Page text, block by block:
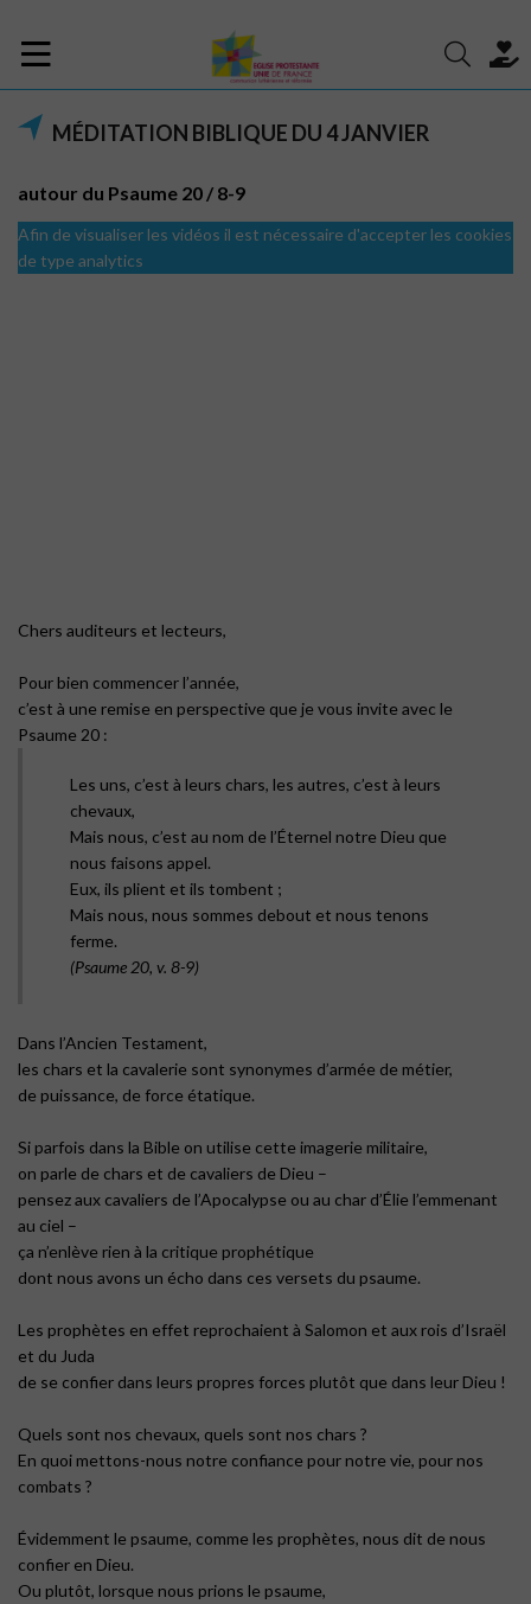
MÉDITATION BIBLIQUE DU 4 JANVIER
autour du Psaume 20 / 8-9
Afin de visualiser les vidéos il est nécessaire d'accepter les cookies
de type analytics
Chers auditeurs et lecteurs,
Pour bien commencer l’année,
c’est à une remise en perspective que je vous invite avec le
Psaume 20 :
Les uns, c’est à leurs chars, les autres, c’est à leurs
chevaux,
Mais nous, c’est au nom de l’Éternel notre Dieu que
nous faisons appel.
Eux, ils plient et ils tombent ;
Mais nous, nous sommes debout et nous tenons
ferme.
(Psaume 20, v. 8-9)
Dans l’Ancien Testament,
les chars et la cavalerie sont synonymes d’armée de métier,
de puissance, de force étatique.
Si parfois dans la Bible on utilise cette imagerie militaire,
on parle de chars et de cavaliers de Dieu –
pensez aux cavaliers de l’Apocalypse ou au char d’Élie l’emmenant
au ciel –
ça n’enlève rien à la critique prophétique
dont nous avons un écho dans ces versets du psaume.
Les prophètes en effet reprochaient à Salomon et aux rois d’Israël
et du Juda
de se confier dans leurs propres forces plutôt que dans leur Dieu !
Quels sont nos chevaux, quels sont nos chars ?
En quoi mettons-nous notre confiance pour notre vie, pour nos
combats ?
Évidemment le psaume, comme les prophètes, nous dit de nous
confier en Dieu.
Ou plutôt, lorsque nous prions le psaume,